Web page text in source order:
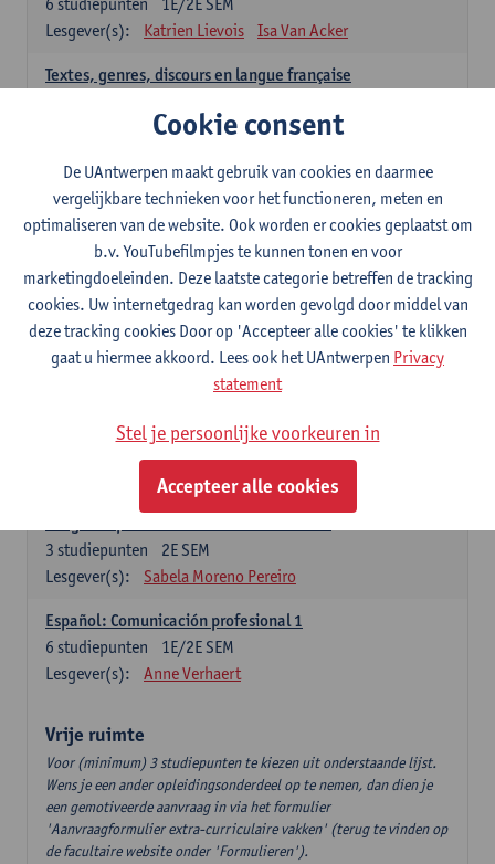
Lesgever(s):
Katrien Lievois Isa Van Acker
Textes, genres, discours en langue française
Kris Peeters
Spaans: verplichte opleidingsonderdelen
Gramática española 1
1E SEM
studiepunten
Lesgever(s):
Anne Verhaert
Gramática española 2
2E SEM
3studiepunten
Anne Verhaert
Lengua española: Destrezas básicas
Sabela Moreno Pereiro
2E SEM
3 studiepunten
Lesgever(s):
Sabela Moreno Pereiro
Español: Comunicación profesional 1
1E/2E SEM
6 studiepunten
Lesgever(s):
Anne Verhaert
Vrije ruimte
Voor (minimum) 3 studiepunten te kiezen uit onderstaande lijst.
Wens je een ander opleidingsonderdeel op te nemen, dan dien je
een gemotiveerde aanvraag in via het formulier
'Aanvraagformulier extra-curriculaire vakken' (terug te vinden op
de facultaire website onder 'Formulieren').
Cookie consent
De UAntwerpen maakt gebruik van cookies en daarmee
vergelijkbare technieken voor het functioneren, meten en
optimaliseren van de website. Ook worden er cookies geplaatst om
b.v. YouTubefilmpjes te kunnen tonen en voor
marketingdoeleinden. Deze laatste categorie betreffen de tracking
cookies. Uw internetgedrag kan worden gevolgd door middel van
deze tracking cookies Door op 'Accepteer alle cookies' te klikken
gaat u hiermee akkoord. Lees ook het UAntwerpen Privacy
statement
Stel je persoonlijke voorkeuren in
Accepteer alle cookies